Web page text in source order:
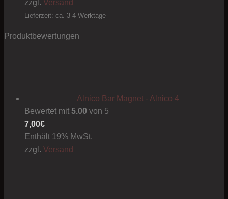
1,00€
zzgl. Versand
Lieferzeit: ca. 3-4 Werktage
Produktbewertungen
Alnico Bar Magnet - Alnico 4
Bewertet mit 5.00 von 5
7,00€
Enthält 19% MwSt.
zzgl. Versand